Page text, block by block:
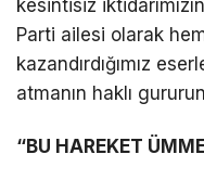
kesintisiz
Parti ailesi olarak
kazandırdığımız
atmanın haklı
“BU HAREKET